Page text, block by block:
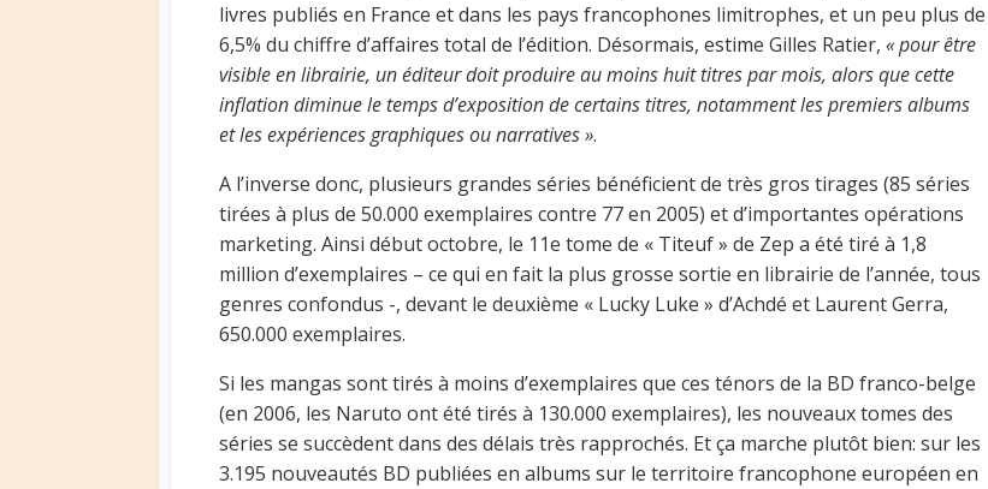
livres publiés en France et dans les pays francophones limitrophes, et un peu plus de
6,5% du chiffre d’affaires total de l’édition. Désormais, estime Gilles Ratier, « pour être
visible en librairie, un éditeur doit produire au moins huit titres par mois, alors que cette
inflation diminue le temps d’exposition de certains titres, notamment les premiers albums
et les expériences graphiques ou narratives ».
A l’inverse donc, plusieurs grandes séries bénéficient de très gros tirages (85 séries
tirées à plus de 50.000 exemplaires contre 77 en 2005) et d’importantes opérations
marketing. Ainsi début octobre, le 11e tome de « Titeuf » de Zep a été tiré à 1,8
million d’exemplaires – ce qui en fait la plus grosse sortie en librairie de l’année, tous
genres confondus -, devant le deuxième « Lucky Luke » d’Achdé et Laurent Gerra,
650.000 exemplaires.
Si les mangas sont tirés à moins d’exemplaires que ces ténors de la BD franco-belge
(en 2006, les Naruto ont été tirés à 130.000 exemplaires), les nouveaux tomes des
séries se succèdent dans des délais très rapprochés. Et ça marche plutôt bien: sur les
3.195 nouveautés BD publiées en albums sur le territoire francophone européen en